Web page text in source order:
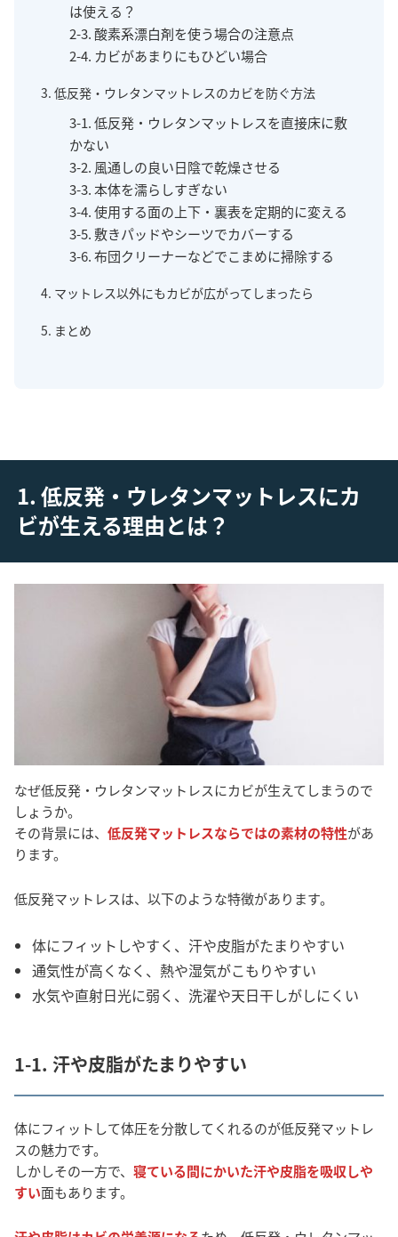
は使える？
2-3. 酸素系漂白剤を使う場合の注意点
2-4. カビがあまりにもひどい場合
3. 低反発・ウレタンマットレスのカビを防ぐ方法
3-1. 低反発・ウレタンマットレスを直接床に敷
かない
3-2. 風通しの良い日陰で乾燥させる
3-3. 本体を濡らしすぎない
3-4. 使用する面の上下・裏表を定期的に変える
3-5. 敷きパッドやシーツでカバーする
3-6. 布団クリーナーなどでこまめに掃除する
4. マットレス以外にもカビが広がってしまったら
5. まとめ
1. 低反発・ウレタンマットレスにカ
ビが生える理由とは？
なぜ低反発・ウレタンマットレスにカビが生えてしまうので
しょうか。
その背景には、 低反発マットレスならではの素材の特性があ
ります。
低反発マットレスは、以下のような特徴があります。
体にフィットしやすく、汗や皮脂がたまりやすい
通気性が高くなく、熱や湿気がこもりやすい
水気や直射日光に弱く、洗濯や天日干しがしにくい
1-1. 汗や皮脂がたまりやすい
体にフィットして体圧を分散してくれるのが低反発マットレ
スの魅力です。
しかしその一方で、 寝ている間にかいた汗や皮脂を吸収しや
すい面もあります。